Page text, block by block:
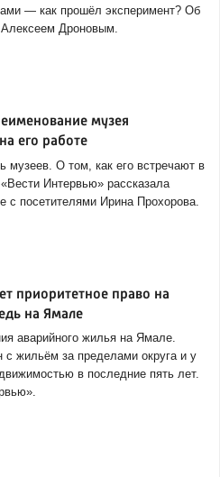
— как прошёл эксперимент? Об
Дроновым.
музея
его работе
О том, как его встречают в
Интервью» рассказала
посетителями Ирина Прохорова.
приоритетное право на
на Ямале
аварийного жилья на Ямале.
жильём за пределами округа и у
в последние пять лет.